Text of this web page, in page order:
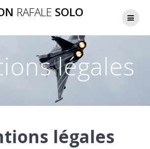
to
RAFALE SOLO
légales
légales